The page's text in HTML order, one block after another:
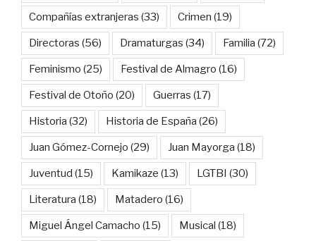
Compañías extranjeras (33) Crimen (19)
Directoras (56) Dramaturgas (34) Familia (72)
Feminismo (25) Festival de Almagro (16)
Festival de Otoño (20) Guerras (17)
Historia (32) Historia de España (26)
Juan Gómez-Cornejo (29) Juan Mayorga (18)
Juventud (15) Kamikaze (13) LGTBI (30)
Literatura (18) Matadero (16)
Miguel Ángel Camacho (15) Musical (18)